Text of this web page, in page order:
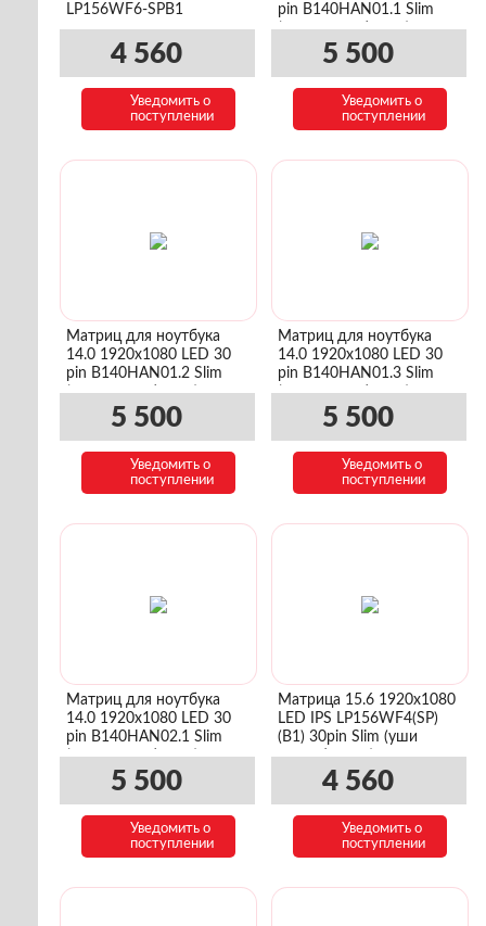
LP156WF6-SPB1
4 560
Уведомить о
поступлении
pin B140HAN01.1 Slim
(уши сверху/снизу)
5 500
Уведомить о
поступлении
Матриц для ноутбука
14.0 1920x1080 LED 30
pin B140HAN01.2 Slim
(уши сверху/снизу)
5 500
Уведомить о
поступлении
Матриц для ноутбука
14.0 1920x1080 LED 30
pin B140HAN01.3 Slim
(уши сверху/снизу)
5 500
Уведомить о
поступлении
Матриц для ноутбука
14.0 1920x1080 LED 30
pin B140HAN02.1 Slim
(уши сверху/снизу)
5 500
Уведомить о
поступлении
Матрица 15.6 1920x1080
LED IPS LP156WF4(SP)
(B1) 30pin Slim (уши
сверху\снизу)
4 560
Уведомить о
поступлении